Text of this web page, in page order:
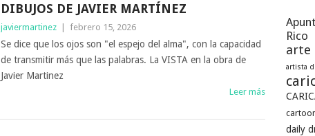
DIBUJOS DE JAVIER MARTÍNEZ
javiermartinez | febrero 15, 2026
Se dice que los ojos son "el espejo del alma", con la capacidad
de transmitir más que las palabras. La VISTA en la obra de
Javier Martinez
Leer más
Rico
arte
artista
daily